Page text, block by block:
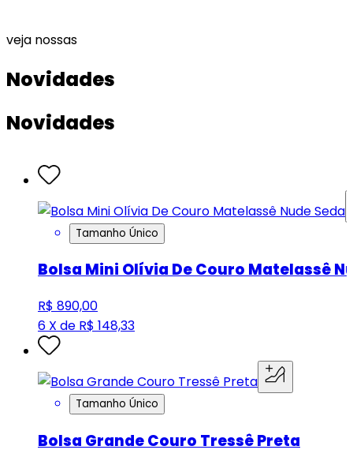
veja nossas
Novidades
Novidades
Tamanho Único
Bolsa Mini Olívia De Couro Matelassê
R$ 890,00
6 X de R$ 148,33
Tamanho Único
Bolsa Grande Couro Tressê Preta